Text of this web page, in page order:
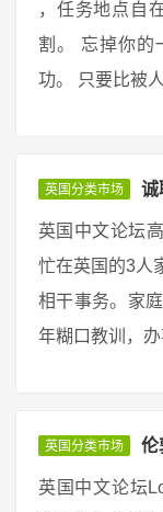
，任务地点自
割。 忘掉你的
功。 只要比被
英国分类市场 诚
英国中文论坛
忙在英国的3人
相干事务。家
年糊口教训，
英国分类市场 伦
英国中文论坛